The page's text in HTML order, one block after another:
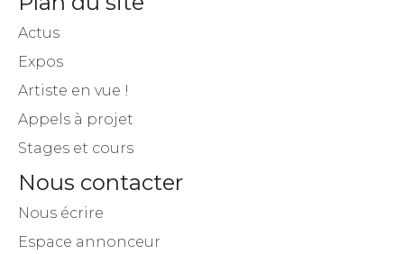
Actus
Expos
Artiste en vue !
Appels à projet
Stages et cours
Nous contacter
Nous écrire
Espace annonceur